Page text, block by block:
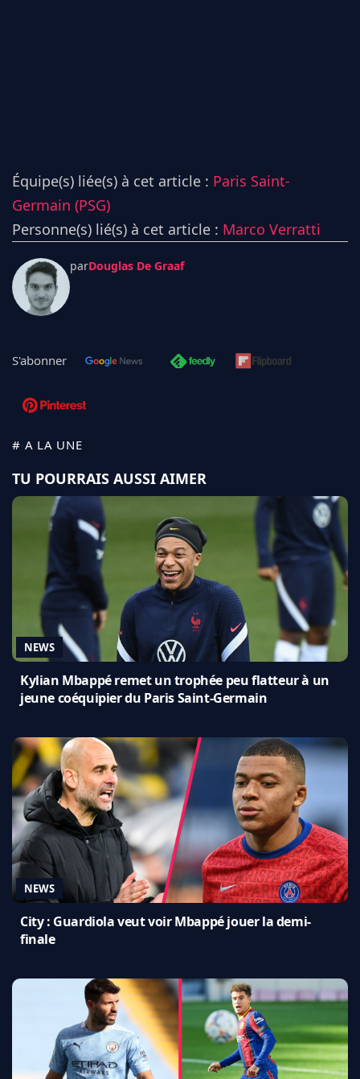
Équipe(s) liée(s) à cet article : Paris Saint-
Germain (PSG)
Personne(s) lié(s) à cet article : Marco Verratti
parDouglas De Graaf
S'abonner
# A LA UNE
TU POURRAIS AUSSI AIMER
NEWS
Kylian Mbappé remet un trophée peu flatteur à un
jeune coéquipier du Paris Saint-Germain
NEWS
City : Guardiola veut voir Mbappé jouer la demi-
finale